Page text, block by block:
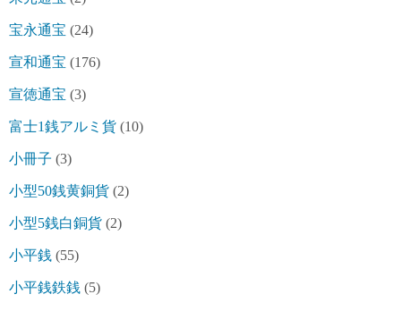
宝永通宝 (24)
宣和通宝 (176)
宣徳通宝 (3)
富士1銭アルミ貨 (10)
小冊子 (3)
小型50銭黄銅貨 (2)
小型5銭白銅貨 (2)
小平銭 (55)
小平銭鉄銭 (5)